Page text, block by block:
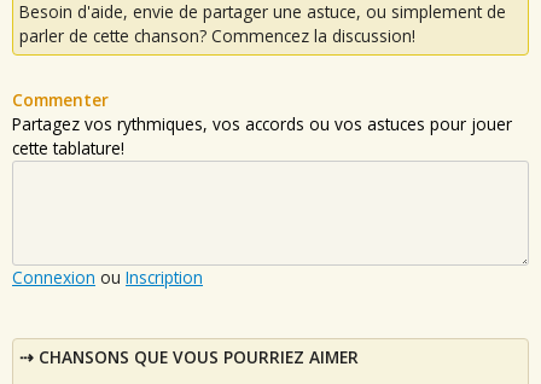
Besoin d'aide, envie de partager une astuce, ou simplement de
parler de cette chanson? Commencez la discussion!
Commenter
Partagez vos rythmiques, vos accords ou vos astuces pour jouer
cette tablature!
Connexion ou Inscription
CHANSONS QUE VOUS POURRIEZ AIMER